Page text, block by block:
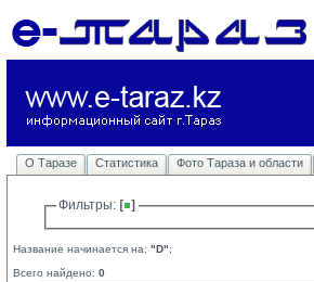
О Таразе Статистика Фото Тараза и области
Фильтры:
Название начинается на: "D";
Всего найдено: 0